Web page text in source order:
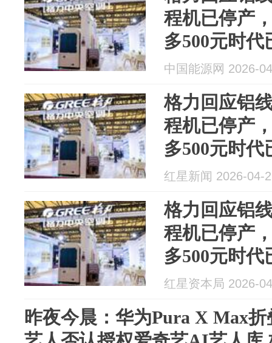
程机已停产
多500元时代
中国能源网 2026-
格力回应铝
程机已停产
多500元时代
红星新闻 2026-04-
格力回应铝
程机已停产
多500元时代
红星资本局 2026-
昨夜今晨：华为Pura X Max